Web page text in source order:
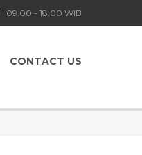
09.00 - 18.00 WIB
CONTACT US